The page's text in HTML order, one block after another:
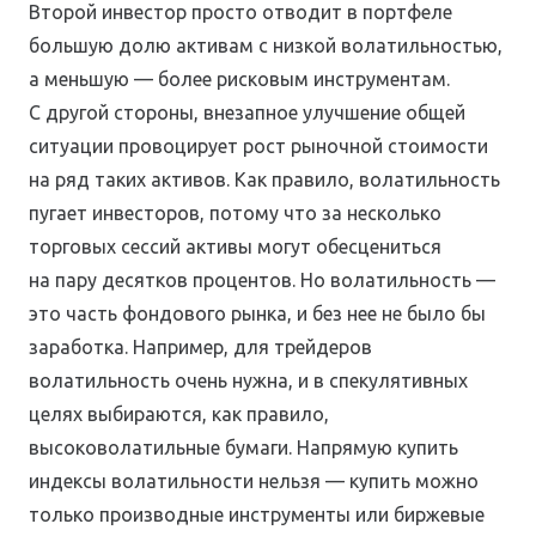
Второй инвестор просто отводит в портфеле
большую долю активам с низкой волатильностью,
а меньшую — более рисковым инструментам.
С другой стороны, внезапное улучшение общей
ситуации провоцирует рост рыночной стоимости
на ряд таких активов. Как правило, волатильность
пугает инвесторов, потому что за несколько
торговых сессий активы могут обесцениться
на пару десятков процентов. Но волатильность —
это часть фондового рынка, и без нее не было бы
заработка. Например, для трейдеров
волатильность очень нужна, и в спекулятивных
целях выбираются, как правило,
высоковолатильные бумаги. Напрямую купить
индексы волатильности нельзя — купить можно
только производные инструменты или биржевые